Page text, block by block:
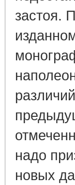
застоя.
надо
новых